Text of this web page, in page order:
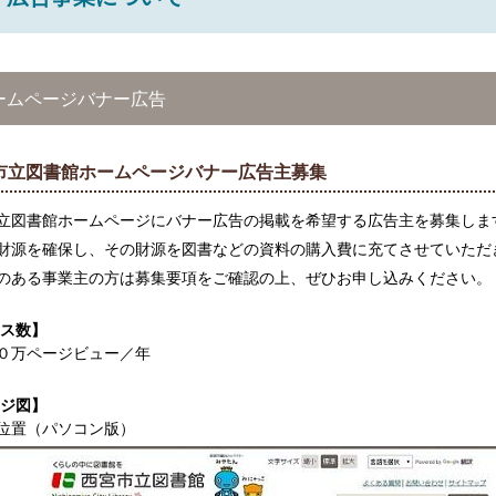
ムページバナー広告
立図書館ホームページバナー広告主募集
図書館ホームページにバナー広告の掲載を希望する広告主を募集しま
源を確保し、その財源を図書などの資料の購入費に充てさせていただ
ある事業主の方は募集要項をご確認の上、ぜひお申し込みください。
数】
万ページビュー／年
図】
置（パソコン版）